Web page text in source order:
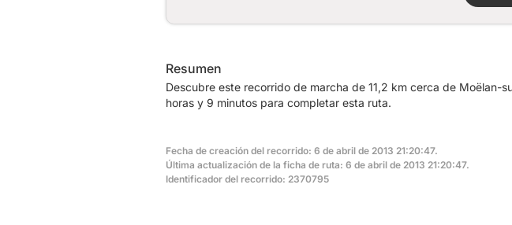
Resumen
Descubre este recorrido de marcha de 11,2 km cerca de Moëlan-
horas y 9 minutos para completar esta ruta.
Fecha de creación del recorrido: 6 de abril de 2013 21:20:47.
Última actualización de la ficha de ruta: 6 de abril de 2013 21:20:47.
Identificador del recorrido: 2370795